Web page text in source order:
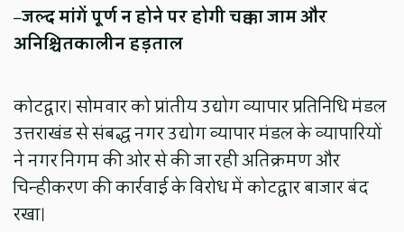
–जल्द मांगें पूर्ण न होने पर होगी चक्का जाम और
अनिश्चितकालीन हड़ताल
कोटद्वार। सोमवार को प्रांतीय उद्योग व्यापार प्रतिनिधि मंडल
उत्तराखंड से संबद्ध नगर उद्योग व्यापार मंडल के व्यापारियों
ने नगर निगम की ओर से की जा रही अतिक्रमण और
चिन्हीकरण की कार्रवाई के विरोध में कोटद्वार बाजार बंद
रखा।